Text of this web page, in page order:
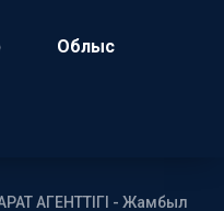
Облыс
АГЕНТТІГІ - Жамбыл